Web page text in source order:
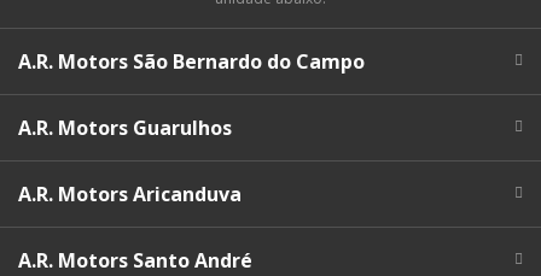
A.R. Motors São Bernardo do Campo
A.R. Motors Guarulhos
A.R. Motors Aricanduva
A.R. Motors Santo André